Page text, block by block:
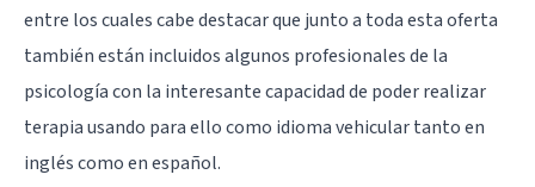
entre los cuales cabe destacar que junto a toda esta oferta
también están incluidos algunos profesionales de la
psicología con la interesante capacidad de poder realizar
terapia usando para ello como idioma vehicular tanto en
inglés como en español.